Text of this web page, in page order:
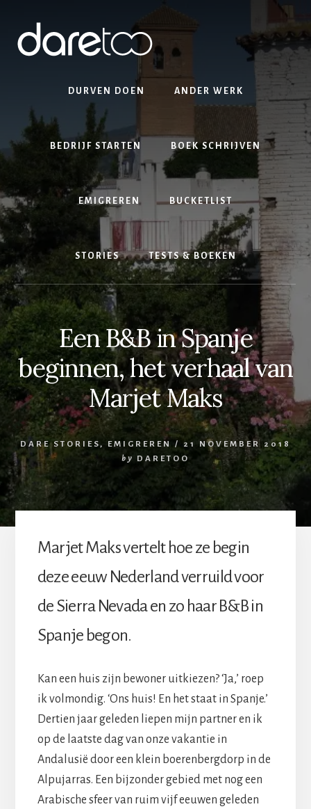
content
footer
DURVEN DOEN ANDER WERK
BEDRIJF STARTEN BOEK SCHRIJVEN
EMIGREREN BUCKETLIST
STORIES TESTS & BOEKEN
Een B&B in Spanje
beginnen, het verhaal van
Marjet Maks
DARE STORIES , EMIGREREN /
21 NOVEMBER 2018
by
DARETOO
Marjet Maks vertelt hoe ze begin
deze eeuw Nederland verruild voor
de Sierra Nevada en zo haar B&B in
Spanje begon.
Kan een huis zijn bewoner uitkiezen? ‘Ja,’ roep
ik volmondig. ‘Ons huis! En het staat in Spanje.’
Dertien jaar geleden liepen mijn partner en ik
op de laatste dag van onze vakantie in
Andalusië door een klein boerenbergdorp in de
Alpujarras. Een bijzonder gebied met nog een
Arabische sfeer van ruim vijf eeuwen geleden